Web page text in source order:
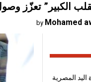
تعزّز وصول
Mohamed
المصرية